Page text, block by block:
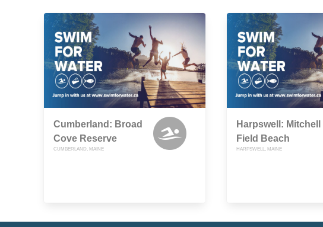
Cumberland: Broad
Cove Reserve
CUMBERLAND, MAINE
Harpswell: Mitchell
Field Beach
HARPSWELL, MAINE